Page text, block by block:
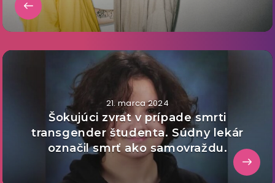
21. marca 2024
Šokujúci zvrat v prípade smrti
transgender študenta. Súdny lekár
označil smrť ako samovraždu.